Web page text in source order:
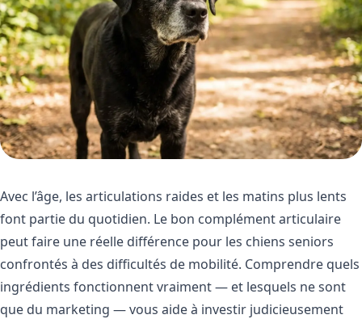
Avec l’âge, les articulations raides et les matins plus lents
font partie du quotidien. Le bon complément articulaire
peut faire une réelle différence pour les chiens seniors
confrontés à des difficultés de mobilité. Comprendre quels
ingrédients fonctionnent vraiment — et lesquels ne sont
que du marketing — vous aide à investir judicieusement